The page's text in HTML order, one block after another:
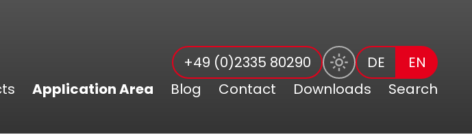
+49 (0)2335 80290 DE
EN
Application Area Blog Contact Downloads Search